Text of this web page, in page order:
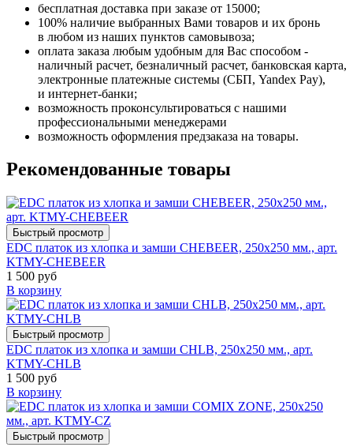
бесплатная доставка при заказе от 15000;
100% наличие выбранных Вами товаров и их бронь
в любом из наших пунктов самовывоза;
оплата заказа любым удобным для Вас способом -
наличный расчет, безналичный расчет, банковская карта,
электронные платежные системы (СБП, Yandex Pay),
и интернет-банки;
возможность проконсультироваться с нашими
профессиональными менеджерами
возможность оформления предзаказа на товары.
Рекомендованные товары
Быстрый просмотр
EDC платок из хлопка и замши CHEBEER, 250х250 мм., арт.
KTMY-CHEBEER
1 500 руб
В корзину
Быстрый просмотр
EDC платок из хлопка и замши CHLB, 250х250 мм., арт.
KTMY-CHLB
1 500 руб
В корзину
Быстрый просмотр